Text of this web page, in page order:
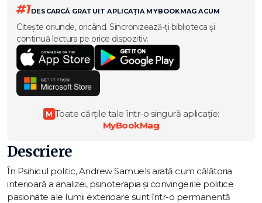
#1DESCARCĂ GRATUIT APLICAȚIA MYBOOKMAG ACUM
Citește oriunde, oricând. Sincronizează-ți biblioteca și
continuă lectura pe orice dispozitiv.
M Toate cărțile tale într-o singură aplicație:
MyBookMag
Descriere
În Psihicul politic, Andrew Samuels arată cum călătoria
interioară a analizei, psihoterapia și convingerile politice
pasionate ale lumii exterioare sunt într-o permanentă